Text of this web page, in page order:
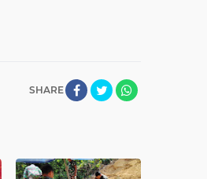
SHARE